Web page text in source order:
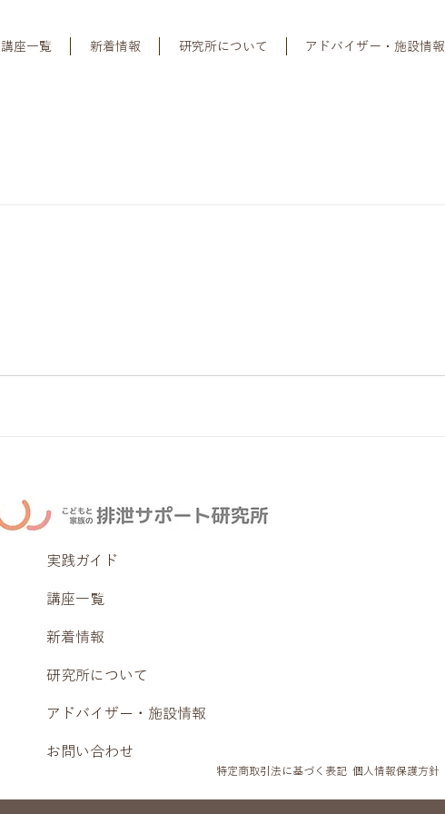
講座一覧 新着情報 研究所について アドバイザー・施設情報
実践ガイド
講座一覧
新着情報
研究所について
アドバイザー・施設情報
お問い合わせ
特定商取引法に基づく表記 個人情報保護方針